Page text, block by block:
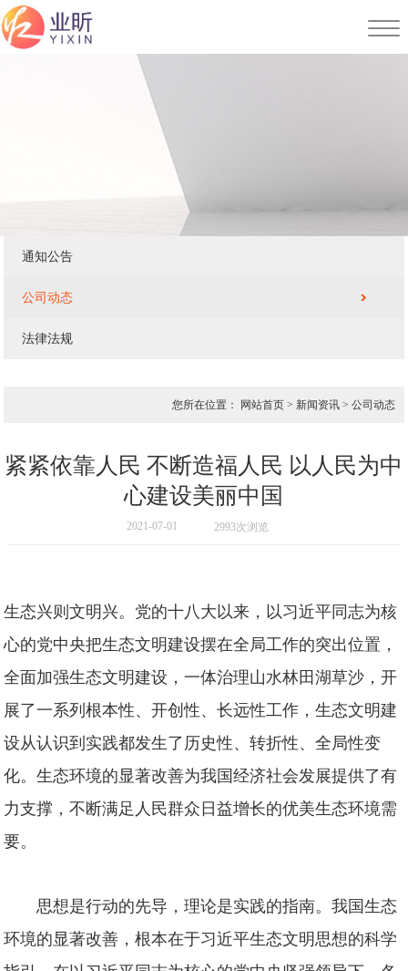
通知公告
公司动态
法律法规
您所在位置： 网站首页> 新闻资讯> 公司动态
紧紧依靠人民 不断造福人民 以人民为中
心建设美丽中国
2021-07-01 2993次浏览
生态兴则文明兴。党的十八大以来，以习近平同志为核
心的党中央把生态文明建设摆在全局工作的突出位置，
全面加强生态文明建设，一体治理山水林田湖草沙，开
展了一系列根本性、开创性、长远性工作，生态文明建
设从认识到实践都发生了历史性、转折性、全局性变
化。生态环境的显著改善为我国经济社会发展提供了有
力支撑，不断满足人民群众日益增长的优美生态环境需
要。
思想是行动的先导，理论是实践的指南。我国生态
环境的显著改善，根本在于习近平生态文明思想的科学